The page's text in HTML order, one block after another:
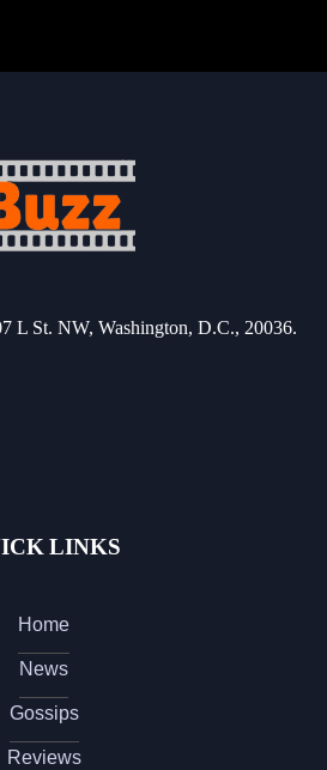
L St. NW, Washington, D.C., 20036.
LINKS
Home
News
Gossips
Reviews